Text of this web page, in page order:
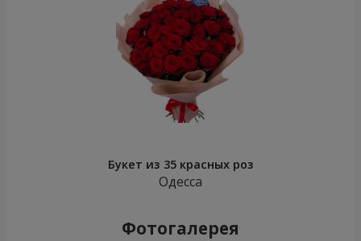
Букет из 35 красных роз
Одесса
Фотогалерея